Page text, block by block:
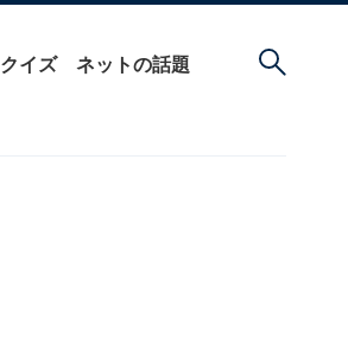
クイズ ネットの話題